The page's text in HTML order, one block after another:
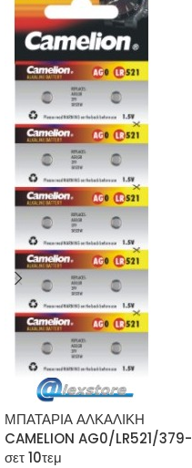
ΜΠΑΤΑΡΙΑ ΑΛΚΑΛΙΚΗ
CAMELION AG0/LR521/379-
σετ 10τεμ